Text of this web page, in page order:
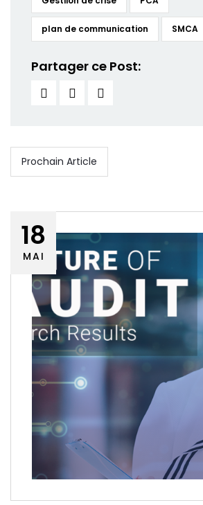
plan de communication SMCA
Partager ce Post:
Prochain Article
18
MAI